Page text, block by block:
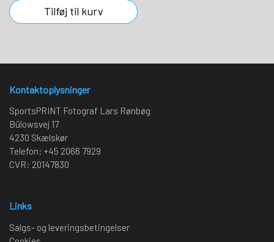
Tilføj til kurv
Kontaktoplysninger
SportsPRINT Fotograf Lars Rønbøg
Bülowsvej 17
4230 Skælskør
Telefon: +45 2066 7929
CVR: 20147830
Links
Salgs- og leveringsbetingelser